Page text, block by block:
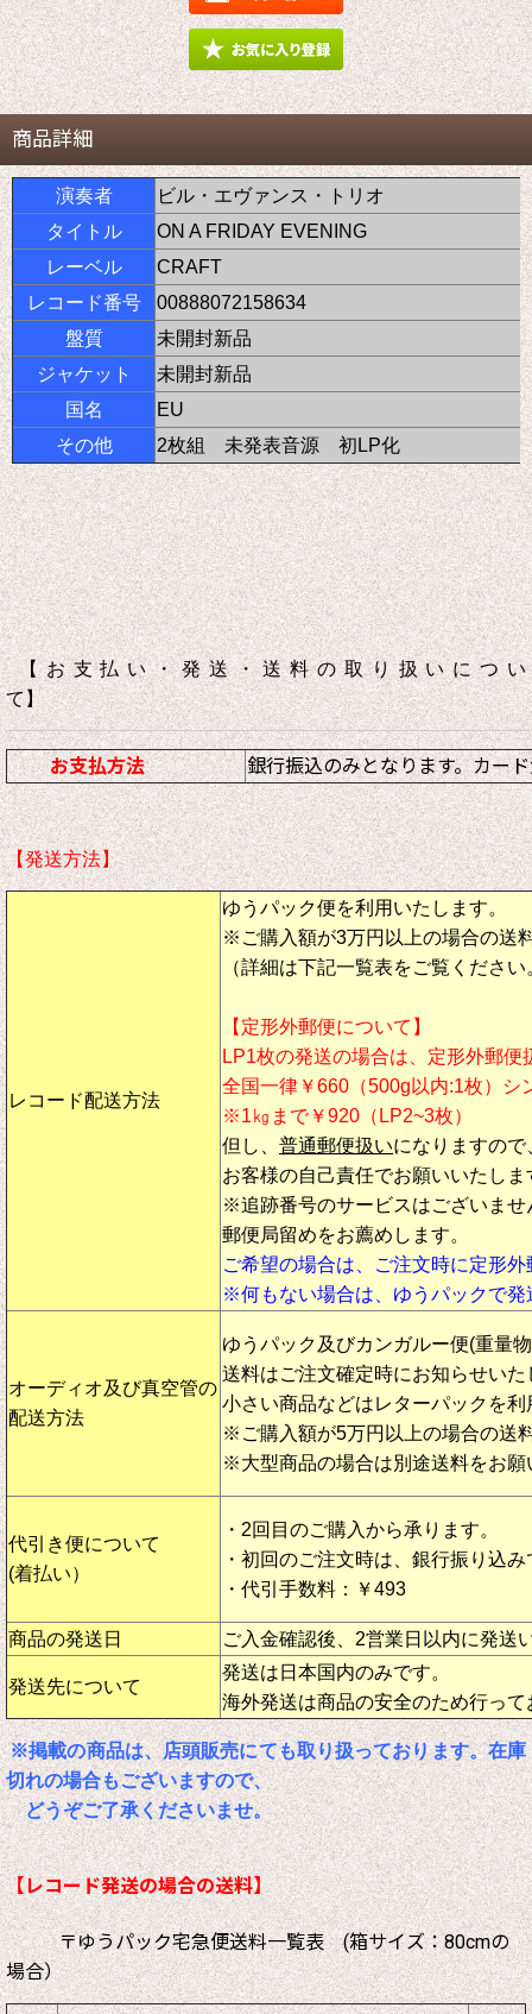
商品詳細
演奏者
ビル・エヴァンス・トリオ
タイトル
ON A FRIDAY EVENING
レーベル
CRAFT
レコード番号
00888072158634
盤質
未開封新品
ジャケット
未開封新品
国名
EU
その他
2枚組 未発表音源 初LP化
【お支払い・発送・送料の取り扱いについ
て】
お支払方法 銀行振込のみとなります。カー
【発送方法】
レコード配送方法
ゆうパック便を利用いたします。
※ご購入額が3万円以上の場合の送
（詳細は下記一覧表をご覧ください
【定形外郵便について】
LP1枚の発送の場合は、定形外郵便
全国一律￥660（500g以内:1枚）シ
※1㎏まで￥920（LP2~3枚）
但し、 普通郵便扱いになりますの
お客様の自己責任でお願いいたしま
※追跡番号のサービスはございませ
郵便局留めをお薦めします。
ご希望の場合は、ご注文時に定形
※何もない場合は、ゆうパックで発
オーディオ及び真空管の
配送方法
ゆうパック及びカンガルー便(重量
送料はご注文確定時にお知らせいた
小さい商品などはレターパックを利
※ご購入額が5万円以上の場合の送
※大型商品の場合は別途送料をお願
代引き便について
(着払い）
・2回目のご購入から承ります。
・初回のご注文時は、銀行振り込
・代引手数料：￥493
商品の発送日 ご入金確認後、2営業日以内に発送
発送先について
発送は日本国内のみです。
海外発送は商品の安全のため行って
※掲載の商品は、店頭販売にても取り扱っております。在庫
切れの場合もございますので、
どうぞご了承くださいませ。
【レコード発送の場合の送料】
〒ゆうパック宅急便送料一覧表 (箱サイズ：80cmの
場合）